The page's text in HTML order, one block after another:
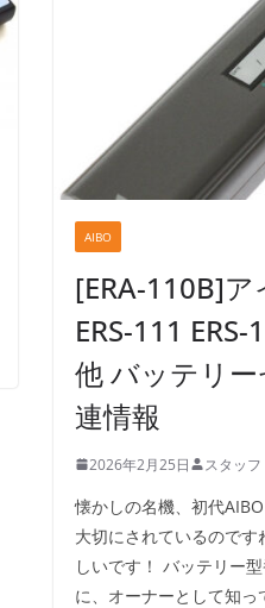
AIBO
[ERA-110B]
ERS-111
他 バッテリ
連情報
2026年2月25日 スタッフ
懐かしの名機、初代
大切にされているのです
しいです！ バッテリー
に、オーナーとして知